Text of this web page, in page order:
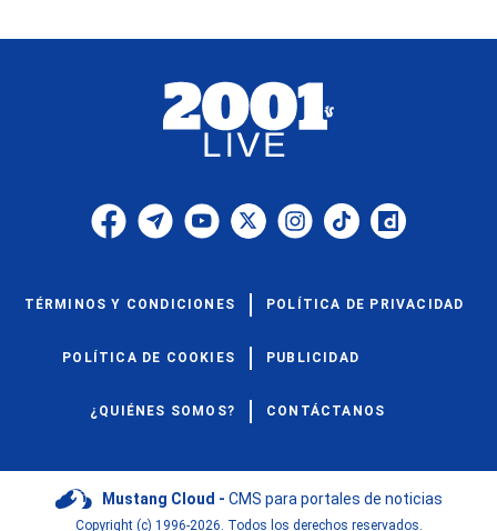
TÉRMINOS Y CONDICIONES POLÍTICA DE PRIVACIDAD
POLÍTICA DE COOKIES PUBLICIDAD
¿QUIÉNES SOMOS? CONTÁCTANOS
Mustang Cloud - CMS para portales de noticias
Copyright (c) 1996-2026. Todos los derechos reservados.